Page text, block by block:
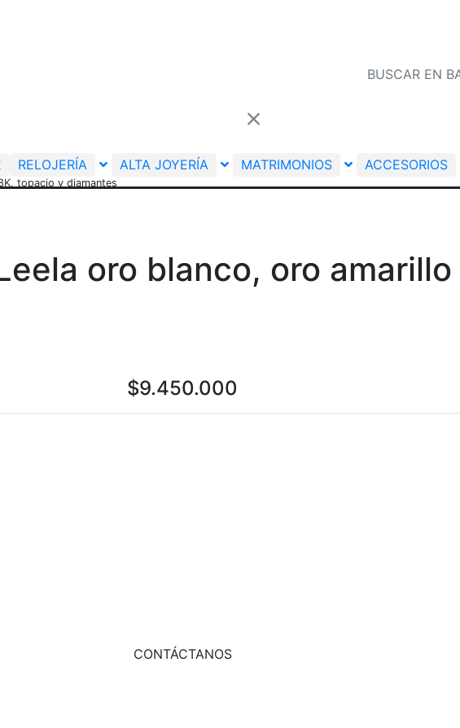
RELOJERÍA ALTA JOYERÍA MATRIMONIOS ACCESORIOS
topacio y diamantes
oro blanco, oro
$9.450.000
CONTÁCTANOS